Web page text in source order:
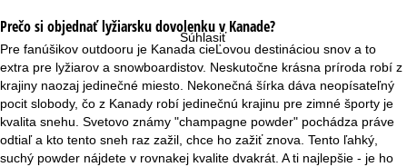
Súhlasiť
r
á
n
k
Prečo si objednať lyžiarsku dovolenku v Kanade?
Pre fanúšikov outdooru je Kanada cieĽovou destináciou snov a to
extra pre lyžiarov a snowboardistov. Neskutočne krásna príroda robí z
krajiny naozaj jedinečné miesto. Nekonečná šírka dáva neopísateľný
pocit slobody, čo z Kanady robí jedinečnú krajinu pre zimné športy je
kvalita snehu. Svetovo známy "champagne powder" pochádza práve
odtiaľ a kto tento sneh raz zažil, chce ho zažiť znova. Tento ľahký,
suchý powder nájdete v rovnakej kvalite dvakrát. A ti najlepšie - je ho